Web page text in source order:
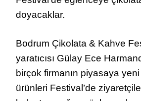
doyacaklar.
Bodrum Çikolata & Kahve
yaratıcısı Gülay Ece
birçok firmanın piyasaya
ürünleri Festival’de